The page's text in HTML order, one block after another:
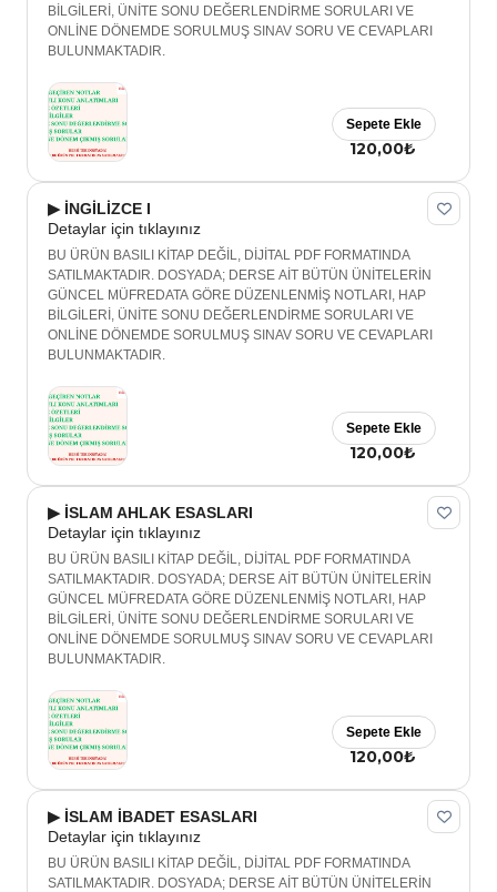
BİLGİLERİ, ÜNİTE SONU DEĞERLENDİRME SORULARI VE
ONLİNE DÖNEMDE SORULMUŞ SINAV SORU VE CEVAPLARI
BULUNMAKTADIR.
120,00₺
Sepete Ekle
▶ İNGİLİZCE I
Detaylar için tıklayınız
BU ÜRÜN BASILI KİTAP DEĞİL, DİJİTAL PDF FORMATINDA
SATILMAKTADIR. DOSYADA; DERSE AİT BÜTÜN ÜNİTELERİN
GÜNCEL MÜFREDATA GÖRE DÜZENLENMİŞ NOTLARI, HAP
BİLGİLERİ, ÜNİTE SONU DEĞERLENDİRME SORULARI VE
ONLİNE DÖNEMDE SORULMUŞ SINAV SORU VE CEVAPLARI
BULUNMAKTADIR.
120,00₺
Sepete Ekle
▶ İSLAM AHLAK ESASLARI
Detaylar için tıklayınız
BU ÜRÜN BASILI KİTAP DEĞİL, DİJİTAL PDF FORMATINDA
SATILMAKTADIR. DOSYADA; DERSE AİT BÜTÜN ÜNİTELERİN
GÜNCEL MÜFREDATA GÖRE DÜZENLENMİŞ NOTLARI, HAP
BİLGİLERİ, ÜNİTE SONU DEĞERLENDİRME SORULARI VE
ONLİNE DÖNEMDE SORULMUŞ SINAV SORU VE CEVAPLARI
BULUNMAKTADIR.
120,00₺
Sepete Ekle
▶ İSLAM İBADET ESASLARI
Detaylar için tıklayınız
BU ÜRÜN BASILI KİTAP DEĞİL, DİJİTAL PDF FORMATINDA
SATILMAKTADIR. DOSYADA; DERSE AİT BÜTÜN ÜNİTELERİN